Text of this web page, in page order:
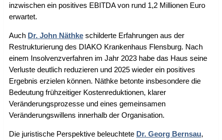
inzwischen ein positives EBITDA von rund 1,2 Millionen Euro
erwartet.
Auch Dr. John Näthke schilderte Erfahrungen aus der
Restrukturierung des DIAKO Krankenhaus Flensburg. Nach
einem Insolvenzverfahren im Jahr 2023 habe das Haus seine
Verluste deutlich reduzieren und 2025 wieder ein positives
Ergebnis erzielen können. Näthke betonte insbesondere die
Bedeutung frühzeitiger Kostenreduktionen, klarer
Veränderungsprozesse und eines gemeinsamen
Veränderungswillens innerhalb der Organisation.
Die juristische Perspektive beleuchtete Dr. Georg Bernsau,